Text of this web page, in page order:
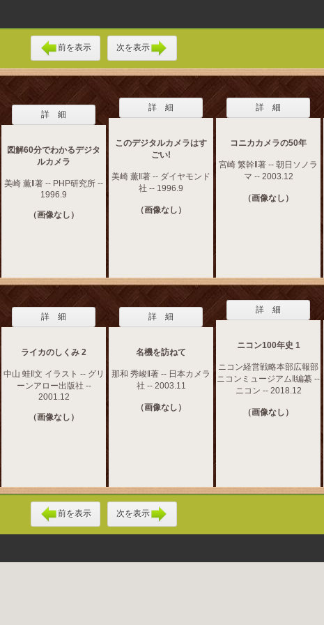
前を表示 次を表示
詳 細
図解60分でわかるデジタ
ルカメラ
美崎 薫‖著 -- PHP研究所 --
1996.9
（画像なし）
詳 細
このデジタルカメラはす
ごい!
美崎 薫‖著 -- ダイヤモンド
社 -- 1996.9
（画像なし）
詳 細
コニカカメラの50年
宮崎 繁幹‖著 -- 朝日ソノラ
マ -- 2003.12
（画像なし）
詳 細
ライカのしくみ 2
中山 蛙‖文 イラスト -- グリ
ーンアロー出版社 --
2001.12
（画像なし）
詳 細
名機を訪ねて
那和 秀峻‖著 -- 日本カメラ
社 -- 2003.11
（画像なし）
詳 細
ニコン100年史 1
ニコン経営戦略本部広報部
ニコンミュージアム‖編纂 --
ニコン -- 2018.12
（画像なし）
前を表示 次を表示